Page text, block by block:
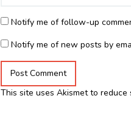
Notify me of follow-up
Notify me of new posts by
This site uses Akismet to reduce